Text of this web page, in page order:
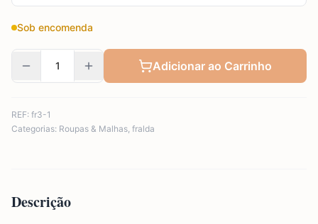
Sob encomenda
Adicionar ao Carrinho
REF: fr3-1
Categorias: Roupas & Malhas, fralda
Descrição